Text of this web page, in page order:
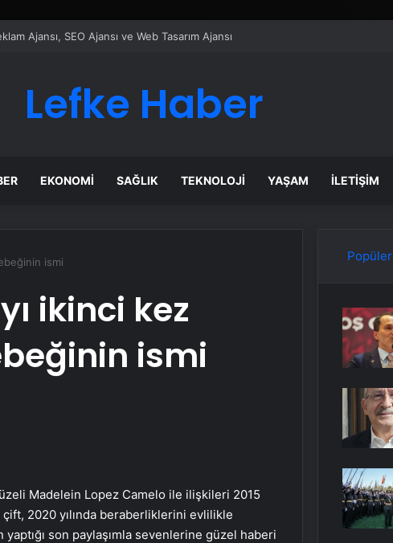
Yazılımı
Lefke Haber
EKONOMI SAĞLIK TEKNOLOJI YAŞAM İLETIŞIM
ismi
ikinci kez
ismi
Madelein Lopez Camelo ile ilişkileri 2015
çift, 2020 yılında beraberliklerini evlilikle
yaptığı son paylaşımla sevenlerine güzel haberi
Popüler